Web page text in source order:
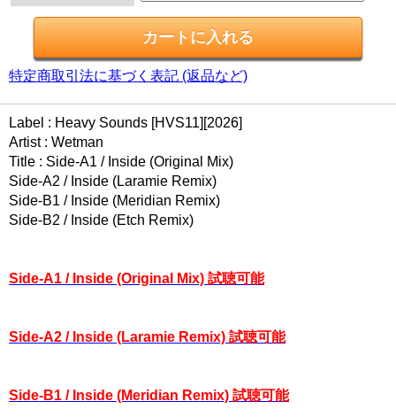
特定商取引法に基づく表記 (返品など)
Label : Heavy Sounds [HVS11][2026]
Artist : Wetman
Title : Side-A1 / Inside (Original Mix)
Side-A2 / Inside (Laramie Remix)
Side-B1 / Inside (Meridian Remix)
Side-B2 / Inside (Etch Remix)
Side-A1 / Inside (Original Mix) 試聴可能
Side-A2 / Inside (Laramie Remix) 試聴可能
Side-B1 / Inside (Meridian Remix) 試聴可能